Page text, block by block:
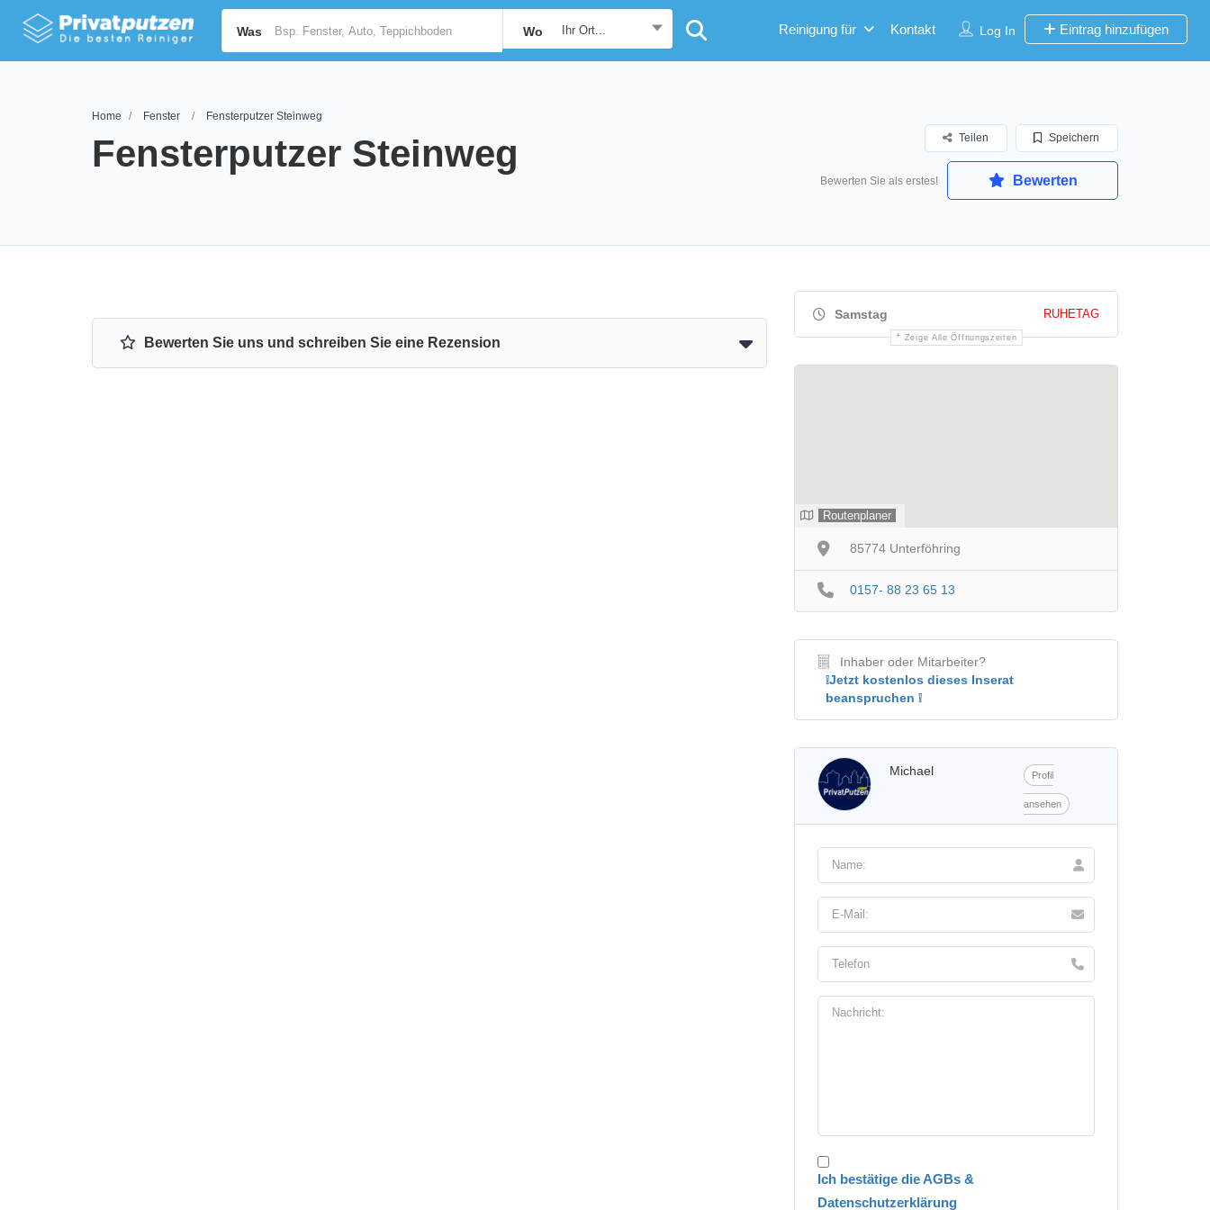
Was Wo Ihr Ort... Log In Eintrag hinzufügen
Reinigung für Kontakt
Home Fenster Fensterputzer Steinweg
Fensterputzer Steinweg Speichern
Teilen
Bewerten Sie als erstes! Bewerten
Bewerten Sie uns und schreiben Sie eine Rezension
Samstag RUHETAG
Zeige Alle Öffnungszeiten
Routenplaner
85774 Unterföhring
0157- 88 23 65 13
Inhaber oder Mitarbeiter?
❕Jetzt kostenlos dieses Inserat
beanspruchen ❕
Michael Profil
ansehen
Ich bestätige die AGBs &
Datenschutzerklärung